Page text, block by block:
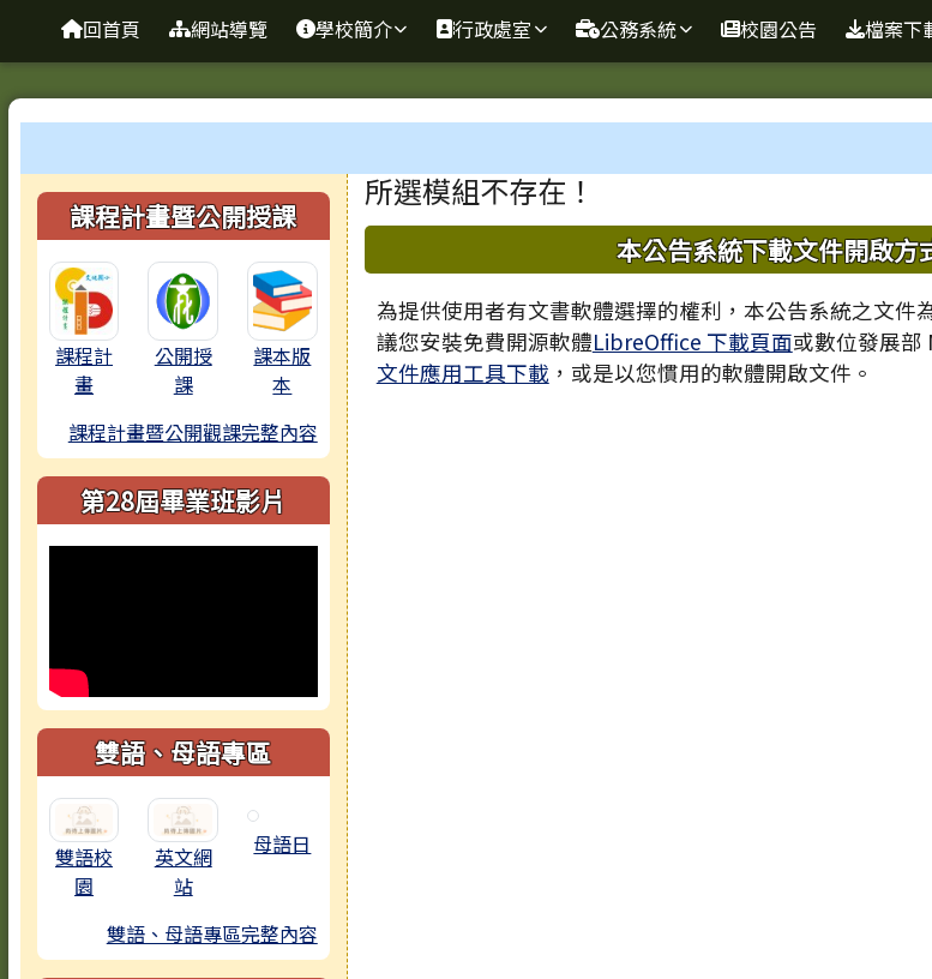
跳至主內容區
臺南市歸仁區文化國小全球資訊站
導覽列
回首頁 網站導覽 學校簡介 行政處室 公務系統 校園公告 檔案下
左邊區域內容
課程計畫暨公開授課
課程計
畫
公開授
課
課本版
本
課程計畫暨公開觀課完整內容
第28屆畢業班影片
雙語、母語專區
雙語校
園
英文網
站
母語日
雙語、母語專區完整內容
主內容區域
所選模組不存在！
下中區域內容 本公告系統下載文件開啟方
為提供使用者有文書軟體選擇的權利，本公告系統之文件
議您安裝免費開源軟體LibreOffice 下載頁面或數位發展
文件應用工具下載 ，或是以您慣用的軟體開啟文件。
頁尾區域